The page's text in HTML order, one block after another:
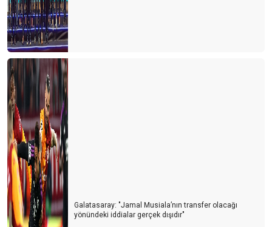
Galatasaray: "Jamal Musiala’nın transfer olacağı
yönündeki iddialar gerçek dışıdır"